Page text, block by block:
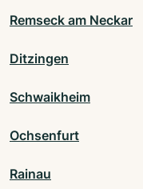
Remseck am Neckar
Ditzingen
Schwaikheim
Ochsenfurt
Rainau